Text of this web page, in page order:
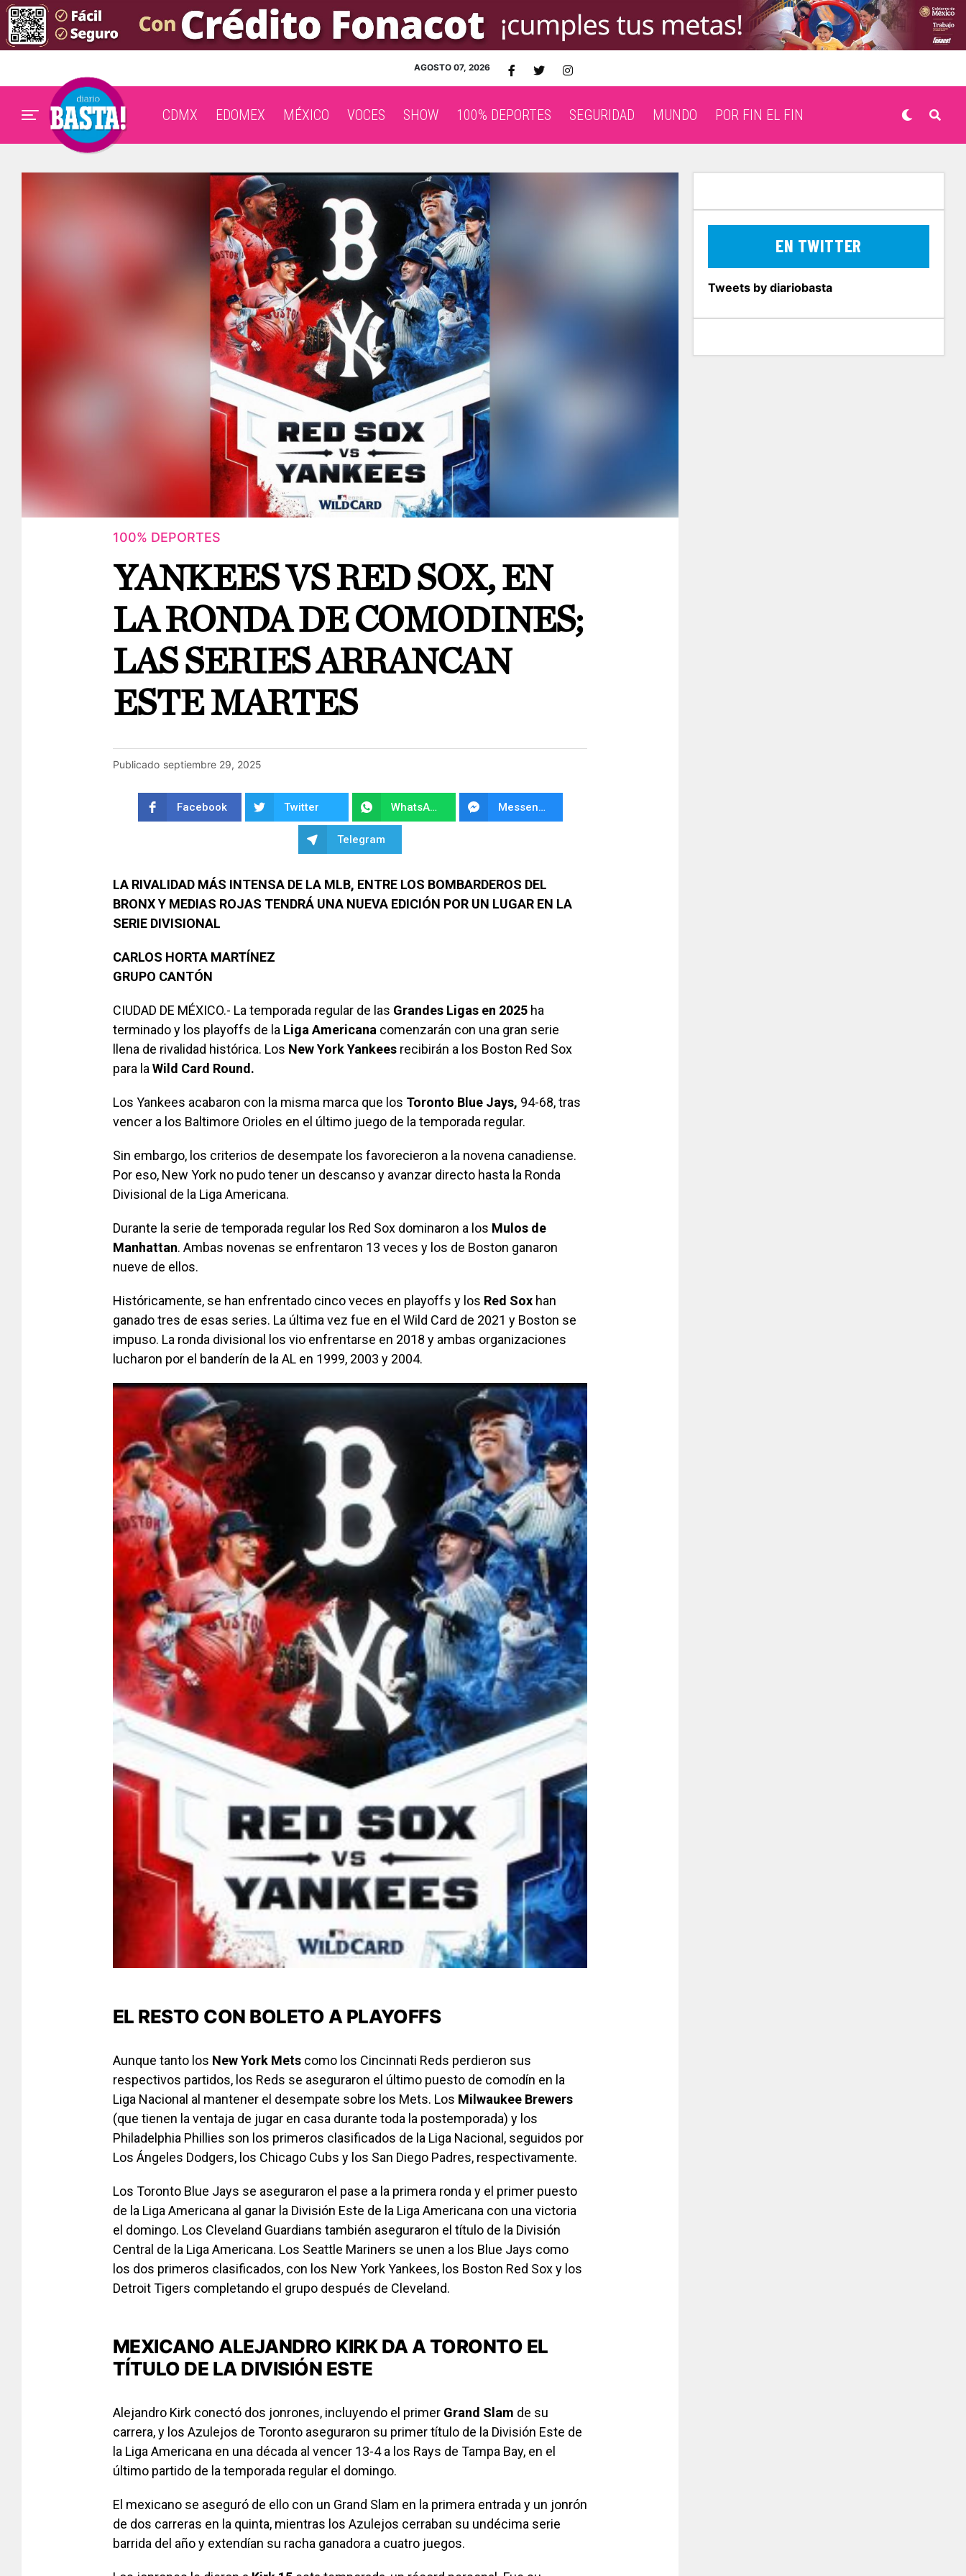
AGOSTO 07, 2026
CDMX EDOMEX MÉXICO VOCES SHOW 100% DEPORTES SEGURIDAD MUNDO POR FIN EL FIN
100% DEPORTES
YANKEES VS RED SOX, EN
LA RONDA DE COMODINES;
LAS SERIES ARRANCAN
ESTE MARTES
Publicado septiembre 29, 2025
Facebook Twitter WhatsApp Messenger
Telegram
LA RIVALIDAD MÁS INTENSA DE LA MLB, ENTRE LOS BOMBARDEROS DEL
BRONX Y MEDIAS ROJAS TENDRÁ UNA NUEVA EDICIÓN POR UN LUGAR EN LA
SERIE DIVISIONAL
CARLOS HORTA MARTÍNEZ
GRUPO CANTÓN
CIUDAD DE MÉXICO.- La temporada regular de las Grandes Ligas en 2025 ha
terminado y los playoffs de la Liga Americana comenzarán con una gran serie
llena de rivalidad histórica. Los New York Yankees recibirán a los Boston Red Sox
para la Wild Card Round.
Los Yankees acabaron con la misma marca que los Toronto Blue Jays, 94-68, tras
vencer a los Baltimore Orioles en el último juego de la temporada regular.
Sin embargo, los criterios de desempate los favorecieron a la novena canadiense.
Por eso, New York no pudo tener un descanso y avanzar directo hasta la Ronda
Divisional de la Liga Americana.
Durante la serie de temporada regular los Red Sox dominaron a los Mulos de
Manhattan. Ambas novenas se enfrentaron 13 veces y los de Boston ganaron
nueve de ellos.
Históricamente, se han enfrentado cinco veces en playoffs y los Red Sox han
ganado tres de esas series. La última vez fue en el Wild Card de 2021 y Boston se
impuso. La ronda divisional los vio enfrentarse en 2018 y ambas organizaciones
lucharon por el banderín de la AL en 1999, 2003 y 2004.
EL RESTO CON BOLETO A PLAYOFFS
Aunque tanto los New York Mets como los Cincinnati Reds perdieron sus
respectivos partidos, los Reds se aseguraron el último puesto de comodín en la
Liga Nacional al mantener el desempate sobre los Mets. Los Milwaukee Brewers
(que tienen la ventaja de jugar en casa durante toda la postemporada) y los
Philadelphia Phillies son los primeros clasificados de la Liga Nacional, seguidos por
Los Ángeles Dodgers, los Chicago Cubs y los San Diego Padres, respectivamente.
Los Toronto Blue Jays se aseguraron el pase a la primera ronda y el primer puesto
de la Liga Americana al ganar la División Este de la Liga Americana con una victoria
el domingo. Los Cleveland Guardians también aseguraron el título de la División
Central de la Liga Americana. Los Seattle Mariners se unen a los Blue Jays como
los dos primeros clasificados, con los New York Yankees, los Boston Red Sox y los
Detroit Tigers completando el grupo después de Cleveland.
MEXICANO ALEJANDRO KIRK DA A TORONTO EL
TÍTULO DE LA DIVISIÓN ESTE
Alejandro Kirk conectó dos jonrones, incluyendo el primer Grand Slam de su
carrera, y los Azulejos de Toronto aseguraron su primer título de la División Este de
la Liga Americana en una década al vencer 13-4 a los Rays de Tampa Bay, en el
último partido de la temporada regular el domingo.
El mexicano se aseguró de ello con un Grand Slam en la primera entrada y un jonrón
de dos carreras en la quinta, mientras los Azulejos cerraban su undécima serie
barrida del año y extendían su racha ganadora a cuatro juegos.
EN TWITTER
Tweets by diariobasta